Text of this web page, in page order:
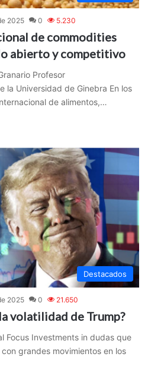
2025 0 5.230
de commodities
abierto y competitivo
Profesor
la Universidad de Ginebra En los
de alimentos,…
Destacados
2025 0 21.650
volatilidad de Trump?
Focus Investments in dudas que
grandes movimientos en los